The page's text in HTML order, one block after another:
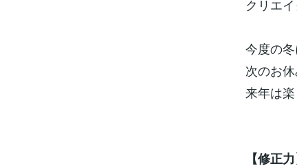
クリエ
今度の
次のお
来年は楽
【修正